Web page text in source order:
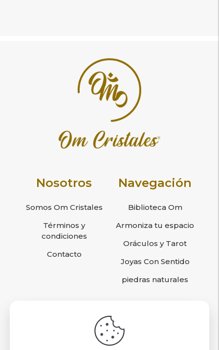
Nosotros
Somos Om Cristales
Términos y
condiciones
Contacto
Navegación
Biblioteca Om
Armoniza tu espacio
Oráculos y Tarot
Joyas Con Sentido
piedras naturales